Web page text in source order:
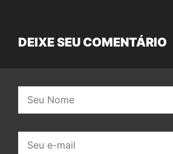
DEIXE SEU COMENTÁRIO
mail: